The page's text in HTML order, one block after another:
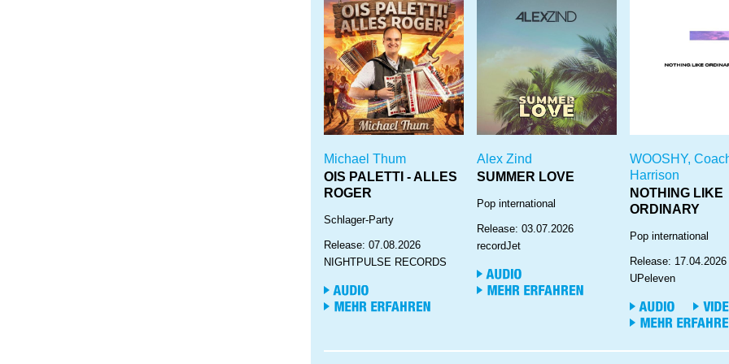
Michael Thum
OIS PALETTI - ALLES
ROGER
Schlager-Party
Release: 07.08.2026
NIGHTPULSE RECORDS
Alex Zind
SUMMER LOVE
Pop international
Release: 03.07.2026
recordJet
WOOSHY,
Harrison
NOTHING LIKE
ORDINARY
Pop international
Release: 17.04.2026
UPeleven